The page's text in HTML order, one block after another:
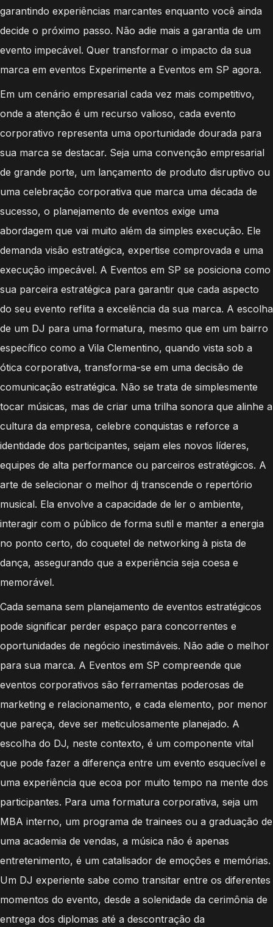
garantindo experiências marcantes enquanto você ainda
decide o próximo passo. Não adie mais a garantia de um
evento impecável. Quer transformar o impacto da sua
marca em eventos Experimente a Eventos em SP agora.
Em um cenário empresarial cada vez mais competitivo,
onde a atenção é um recurso valioso, cada evento
corporativo representa uma oportunidade dourada para
sua marca se destacar. Seja uma convenção empresarial
de grande porte, um lançamento de produto disruptivo ou
uma celebração corporativa que marca uma década de
sucesso, o planejamento de eventos exige uma
abordagem que vai muito além da simples execução. Ele
demanda visão estratégica, expertise comprovada e uma
execução impecável. A Eventos em SP se posiciona como
sua parceira estratégica para garantir que cada aspecto
do seu evento reflita a excelência da sua marca. A escolha
de um DJ para uma formatura, mesmo que em um bairro
específico como a Vila Clementino, quando vista sob a
ótica corporativa, transforma-se em uma decisão de
comunicação estratégica. Não se trata de simplesmente
tocar músicas, mas de criar uma trilha sonora que alinhe a
cultura da empresa, celebre conquistas e reforce a
identidade dos participantes, sejam eles novos líderes,
equipes de alta performance ou parceiros estratégicos. A
arte de selecionar o melhor dj transcende o repertório
musical. Ela envolve a capacidade de ler o ambiente,
interagir com o público de forma sutil e manter a energia
no ponto certo, do coquetel de networking à pista de
dança, assegurando que a experiência seja coesa e
memorável.
Cada semana sem planejamento de eventos estratégicos
pode significar perder espaço para concorrentes e
oportunidades de negócio inestimáveis. Não adie o melhor
para sua marca. A Eventos em SP compreende que
eventos corporativos são ferramentas poderosas de
marketing e relacionamento, e cada elemento, por menor
que pareça, deve ser meticulosamente planejado. A
escolha do DJ, neste contexto, é um componente vital
que pode fazer a diferença entre um evento esquecível e
uma experiência que ecoa por muito tempo na mente dos
participantes. Para uma formatura corporativa, seja um
MBA interno, um programa de trainees ou a graduação de
uma academia de vendas, a música não é apenas
entretenimento, é um catalisador de emoções e memórias.
Um DJ experiente sabe como transitar entre os diferentes
momentos do evento, desde a solenidade da cerimônia de
entrega dos diplomas até a descontração da